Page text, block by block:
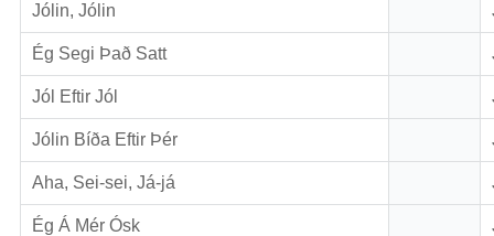
Jólin, Jólin
Ég Segi Það Satt
Jól Eftir Jól
Jólin Bíða Eftir Þér
Aha, Sei-sei, Já-já
Ég Á Mér Ósk